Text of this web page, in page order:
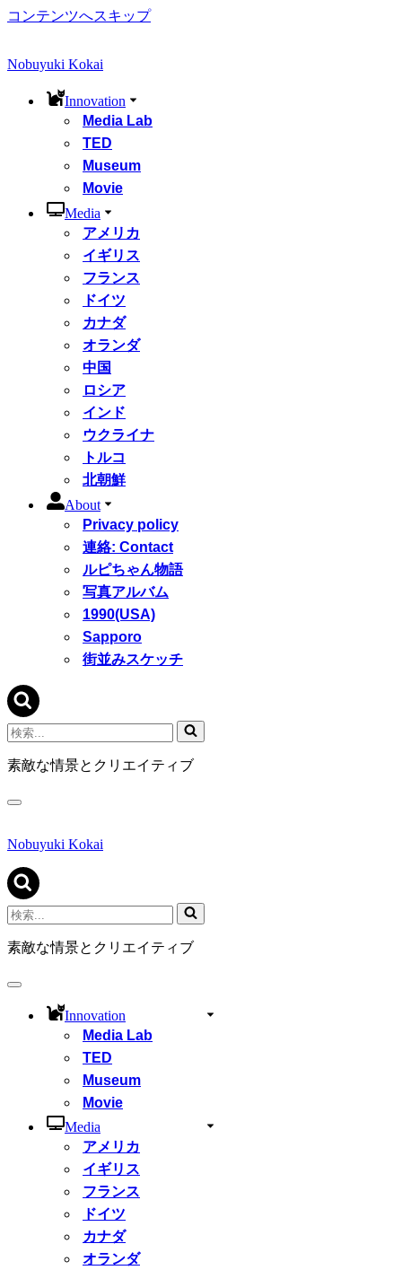
コンテンツへスキップ
Nobuyuki Kokai
Innovation
Media Lab
TED
Museum
Movie
Media
アメリカ
イギリス
フランス
ドイツ
カナダ
オランダ
中国
ロシア
インド
ウクライナ
トルコ
北朝鮮
About
Privacy policy
連絡: Contact
ルピちゃん物語
写真アルバム
1990(USA)
Sapporo
街並みスケッチ
検
索...
素敵な情景とクリエイティブ
ナ
ゲ
シ
ョ
ン
メ
ニ
ュ
Nobuyuki Kokai
検
索...
素敵な情景とクリエイティブ
ナ
Innovation
Media Lab
TED
Museum
Movie
Media
アメリカ
イギリス
フランス
ドイツ
カナダ
オランダ